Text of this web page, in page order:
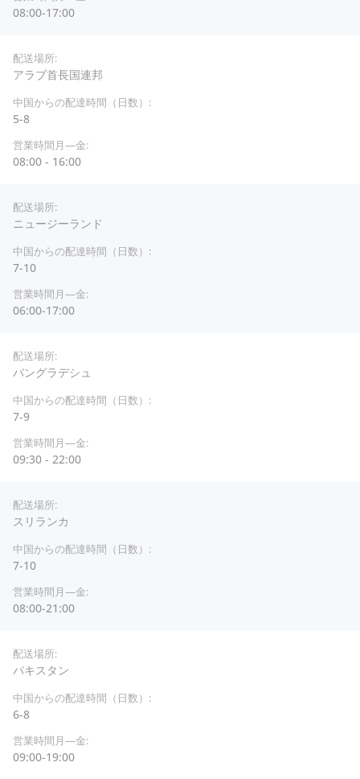
08:00-17:00
アラブ首長国連邦
5-8
08:00 - 16:00
ニュージーランド
7-10
06:00-17:00
バングラデシュ
7-9
09:30 - 22:00
スリランカ
7-10
08:00-21:00
パキスタン
6-8
09:00-19:00